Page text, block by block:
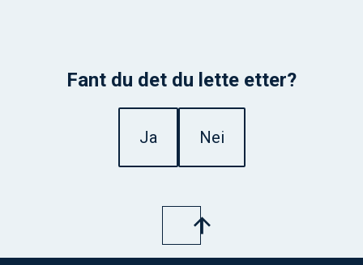
Fant du det du lette etter?
Ja Nei